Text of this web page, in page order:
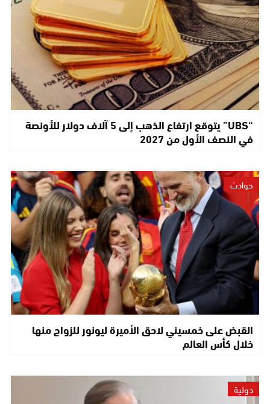
“UBS” يتوقع ارتفاع الذهب إلى 5 آلاف دولار للأونصة
في النصف الأول من 2027
حوادث
القبض على خمسيني لاحق الأميرة ليونور للزواج منها
خلال كأس العالم
دولية